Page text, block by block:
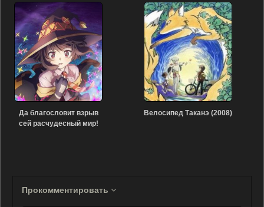
Да благословит взрыв
сей расчудесный мир!
Велосипед Таканэ (2008)
Прокомментировать